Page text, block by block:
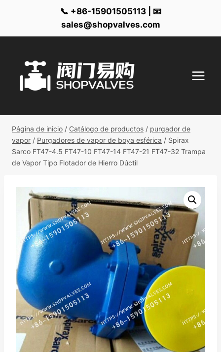
📞 +86-15901505113 | 📧
sales@shopvalves.com
contenido
Página de inicio / Catálogo de productos / purgador de
vapor / Purgadores de vapor de boya esférica / Spirax
Sarco FT47-4.5 FT47-10 FT47-14 FT47-21 FT47-32 Trampa
de Vapor Tipo Flotador de Hierro Dúctil